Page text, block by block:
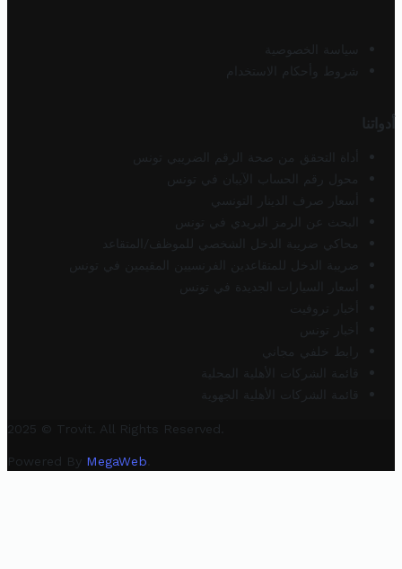
سياسة الخصوصية
شروط وأحكام الاستخدام
أدواتنا
أداة التحقق من صحة الرقم الضريبي تونس
محول رقم الحساب الآيبان في تونس
أسعار صرف الدينار التونسي
البحث عن الرمز البريدي في تونس
محاكي ضريبة الدخل الشخصي للموظف/المتقاعد
ضريبة الدخل للمتقاعدين الفرنسيين المقيمين في تونس
أسعار السيارات الجديدة في تونس
أخبار تروفيت
أخبار تونس
رابط خلفي مجاني
قائمة الشركات الأهلية المحلية
قائمة الشركات الأهلية الجهوية
2025 © Trovit. All Rights Reserved.
Powered By MegaWeb